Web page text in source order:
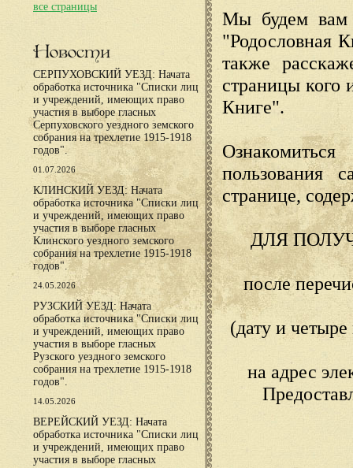
все страницы
Новости
СЕРПУХОВСКИЙ УЕЗД: Начата
обработка источника "Списки лиц
и учреждений, имеющих право
участия в выборе гласных
Серпуховского уездного земского
собрания на трехлетие 1915-1918
годов".
01.07.2026
КЛИНСКИЙ УЕЗД: Начата
обработка источника "Списки лиц
и учреждений, имеющих право
участия в выборе гласных
Клинского уездного земского
собрания на трехлетие 1915-1918
годов".
24.05.2026
РУЗСКИЙ УЕЗД: Начата
обработка источника "Списки лиц
и учреждений, имеющих право
участия в выборе гласных
Рузского уездного земского
собрания на трехлетие 1915-1918
годов".
14.05.2026
ВЕРЕЙСКИЙ УЕЗД: Начата
обработка источника "Списки лиц
и учреждений, имеющих право
участия в выборе гласных
Мы будем вам
"Родословная
также
страницы кого
Книге".
пользования
странице,
ДЛЯ
после
(дату и
на адрес